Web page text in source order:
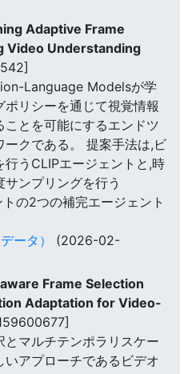
Adaptive Frame
Video Understanding
Language Modelsが学
ポリシーを通じて視覚情報
ことを可能にするエンドツ
ークである。 提案手法は,ビ
行うCLIPエージェントと,時
ンプリングを行う
の2つの補完エージェント
ータ）
(2026-02-
Frame Selection
Adaptation for Video-
マルチテンポラリスケー
いアプローチであるビデオ